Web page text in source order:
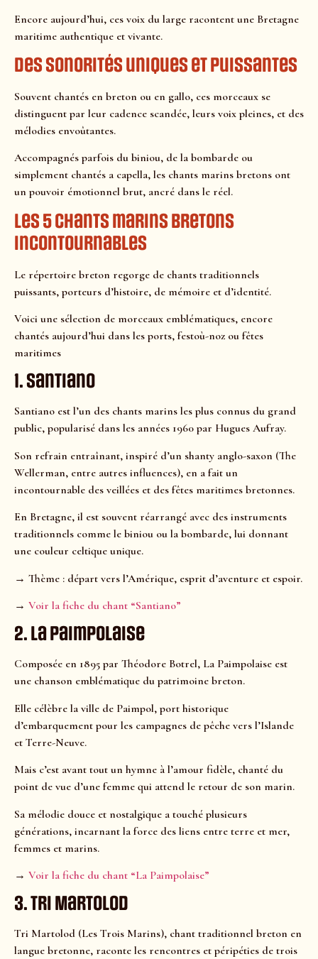
Encore aujourd’hui, ces voix du large racontent une Bretagne
maritime authentique et vivante.
Des sonorités uniques et puissantes
Souvent chantés en breton ou en gallo, ces morceaux se
distinguent par leur cadence scandée, leurs voix pleines, et des
mélodies envoûtantes.
Accompagnés parfois du biniou, de la bombarde ou
simplement chantés a capella, les chants marins bretons ont
un pouvoir émotionnel brut, ancré dans le réel.
Les 5 chants marins bretons
incontournables
Le répertoire breton regorge de chants traditionnels
puissants, porteurs d’histoire, de mémoire et d’identité.
Voici une sélection de morceaux emblématiques, encore
chantés aujourd’hui dans les ports, festoù-noz ou fêtes
maritimes
1. Santiano
Santiano est l’un des chants marins les plus connus du grand
public, popularisé dans les années 1960 par Hugues Aufray.
Son refrain entraînant, inspiré d’un shanty anglo-saxon (The
Wellerman, entre autres influences), en a fait un
incontournable des veillées et des fêtes maritimes bretonnes.
En Bretagne, il est souvent réarrangé avec des instruments
traditionnels comme le biniou ou la bombarde, lui donnant
une couleur celtique unique.
→ Thème : départ vers l’Amérique, esprit d’aventure et espoir.
→ Voir la fiche du chant “Santiano”
2. La Paimpolaise
Composée en 1895 par Théodore Botrel, La Paimpolaise est
une chanson emblématique du patrimoine breton.
Elle célèbre la ville de Paimpol, port historique
d’embarquement pour les campagnes de pêche vers l’Islande
et Terre-Neuve.
Mais c’est avant tout un hymne à l’amour fidèle, chanté du
point de vue d’une femme qui attend le retour de son marin.
Sa mélodie douce et nostalgique a touché plusieurs
générations, incarnant la force des liens entre terre et mer,
femmes et marins.
→ Voir la fiche du chant “La Paimpolaise”
3. Tri Martolod
Tri Martolod (Les Trois Marins), chant traditionnel breton en
langue bretonne, raconte les rencontres et péripéties de trois